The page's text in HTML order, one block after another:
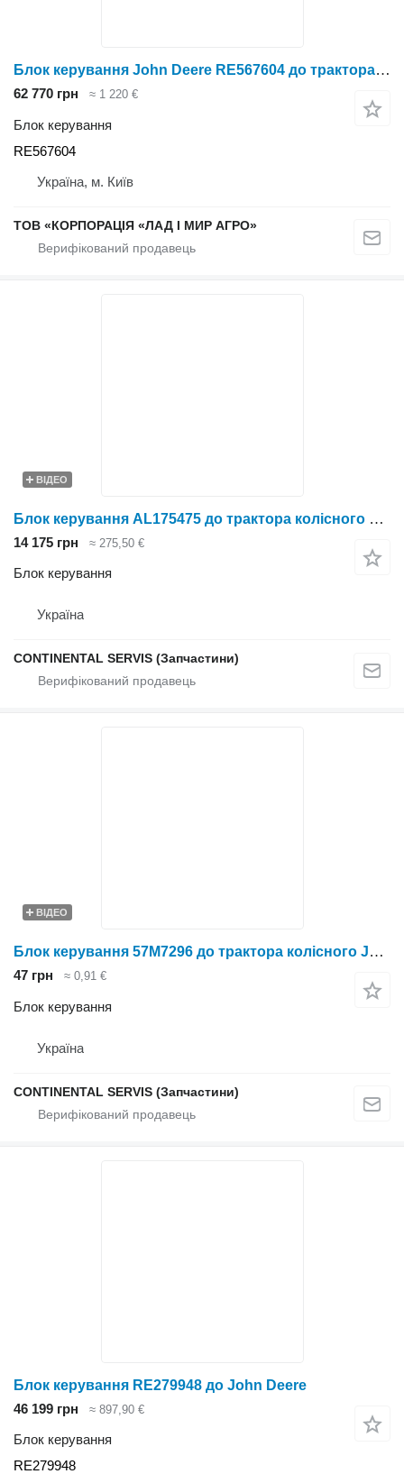
Блок керування John Deere RE567604 до трактора колісного John Deere
62 770 грн ≈ 1 220 €
Блок керування
RE567604
Україна, м. Київ
ТОВ «КОРПОРАЦІЯ «ЛАД І МИР АГРО»
ВІДЕО
Блок керування AL175475 до трактора колісного John Deere
14 175 грн ≈ 275,50 €
Блок керування
Україна
CONTINENTAL SERVIS (Запчастини)
ВІДЕО
Блок керування 57M7296 до трактора колісного John Deere
47 грн ≈ 0,91 €
Блок керування
Україна
CONTINENTAL SERVIS (Запчастини)
Блок керування RE279948 до John Deere
46 199 грн
≈ 897,90 €
Блок керування
RE279948